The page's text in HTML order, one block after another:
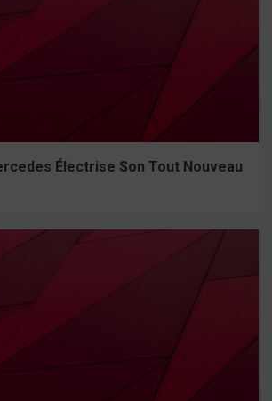
Électrise Son Tout Nouveau